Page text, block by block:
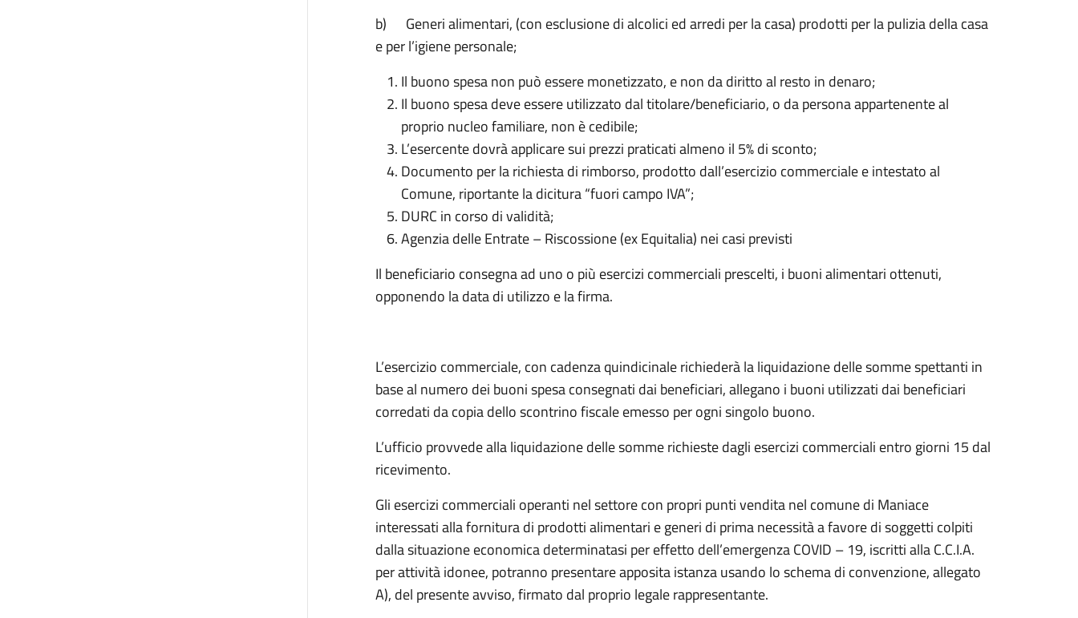
b) Generi alimentari, (con esclusione di alcolici ed arredi per la casa) prodotti per la pulizia della casa
e per l’igiene personale;
Il buono spesa non può essere monetizzato, e non da diritto al resto in denaro;
Il buono spesa deve essere utilizzato dal titolare/beneficiario, o da persona appartenente al
proprio nucleo familiare, non è cedibile;
L’esercente dovrà applicare sui prezzi praticati almeno il 5% di sconto;
Documento per la richiesta di rimborso, prodotto dall’esercizio commerciale e intestato al
Comune, riportante la dicitura “fuori campo IVA”;
DURC in corso di validità;
Agenzia delle Entrate – Riscossione (ex Equitalia) nei casi previsti
Il beneficiario consegna ad uno o più esercizi commerciali prescelti, i buoni alimentari ottenuti,
opponendo la data di utilizzo e la firma.
L’esercizio commerciale, con cadenza quindicinale richiederà la liquidazione delle somme spettanti in
base al numero dei buoni spesa consegnati dai beneficiari, allegano i buoni utilizzati dai beneficiari
corredati da copia dello scontrino fiscale emesso per ogni singolo buono.
L’ufficio provvede alla liquidazione delle somme richieste dagli esercizi commerciali entro giorni 15 dal
ricevimento.
Gli esercizi commerciali operanti nel settore con propri punti vendita nel comune di Maniace
interessati alla fornitura di prodotti alimentari e generi di prima necessità a favore di soggetti colpiti
dalla situazione economica determinatasi per effetto dell’emergenza COVID – 19, iscritti alla C.C.I.A.
per attività idonee, potranno presentare apposita istanza usando lo schema di convenzione, allegato
A), del presente avviso, firmato dal proprio legale rappresentante.